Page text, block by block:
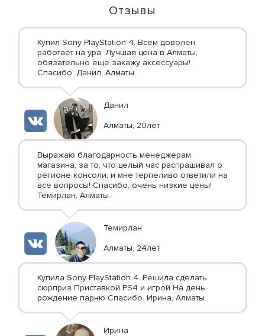
Отзывы
Купил Sony PlayStation 4. Всем доволен,
работает на ура. Лучшая цена в Алматы,
обязательно еще закажу аксессуары!
Спасибо. Данил, Алматы.
Данил
Алматы, 20лет
Выражаю благодарность менеджерам
магазина, за то, что целый час распрашивал о
регионе консоли, и мне терпеливо ответили на
все вопросы! Спасибо, очень низкие цены!
Темирлан, Алматы.
Темирлан
Алматы, 24лет
Купила Sony PlayStation 4. Решила сделать
сюрприз Приставкой PS4 и игрой На день
рождение парню Спасибо. Ирина, Алматы.
Ирина